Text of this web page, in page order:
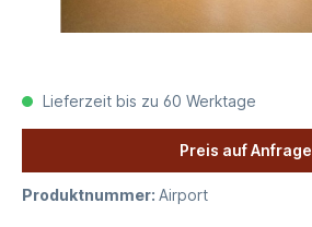
Lieferzeit bis zu 60 Werktage
Preis auf Anfrage
Produktnummer: Airport